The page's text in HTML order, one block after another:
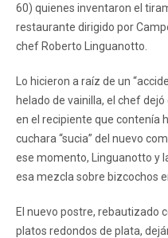
60) quienes inventaron el
restaurante dirigido por
chef Roberto Linguanotto.
Lo hicieron a raíz de un
helado de vainilla, el chef
en el recipiente que contenía
cuchara “sucia” del nuevo
ese momento, Linguanotto y
esa mezcla sobre bizcochos
El nuevo postre, rebautizado
platos redondos de plata,